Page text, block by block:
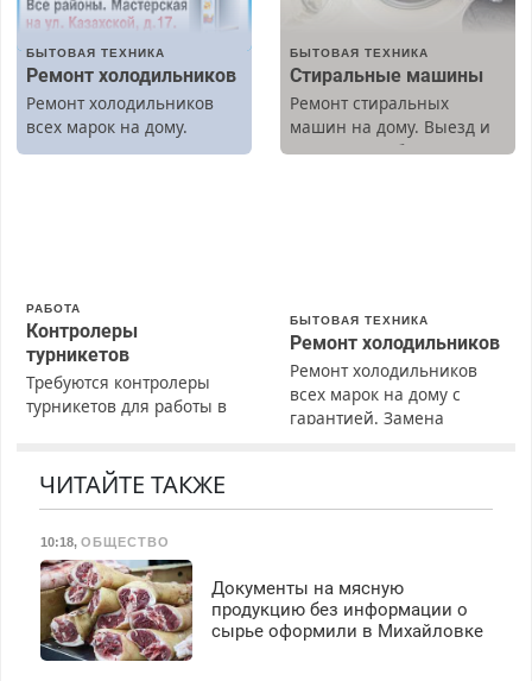
БЫТОВАЯ ТЕХНИКА
Ремонт холодильников
Ремонт холодильников
всех марок на дому.
БЫТОВАЯ ТЕХНИКА
Стиральные машины
Ремонт стиральных
машин на дому. Выезд и
диагностика бесплатно.
РАБОТА
Контролеры
турникетов
Требуются контролеры
турникетов для работы в
Прием по ТК РФ. График
З/п – до 96000 рублей до
вычета налогов.
Ежемесячно
выплачивается денежная
премия. Возможно
бесплатное обучение,
БЫТОВАЯ ТЕХНИКА
Ремонт холодильников
Ремонт холодильников
всех марок на дому с
гарантией. Замена
Вызов бесплатный.
ЧИТАЙТЕ ТАКЖЕ
10:18, ОБЩЕСТВО
Документы на мясную
продукцию без информации о
сырье оформили в Михайловке